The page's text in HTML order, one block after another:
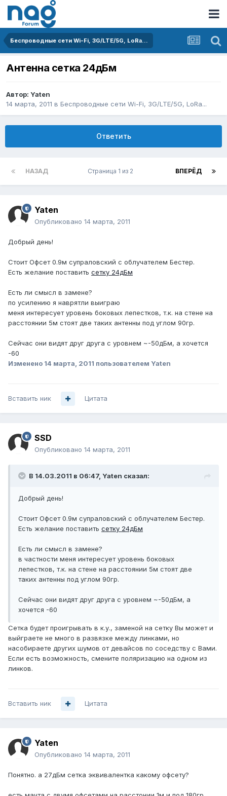
Беспроводные сети Wi-Fi, 3G/LTE/5G, LoRa...
Антенна сетка 24дБм
Автор: Yaten
14 марта, 2011 в Беспроводные сети Wi-Fi, 3G/LTE/5G, LoRa...
Ответить
НАЗАД ВПЕРЁД
Страница 1 из 2
Yaten
Опубликовано 14 марта, 2011
Добрый день!
Стоит Офсет 0.9м супраловский с облучателем Бестер.
Есть желание поставить сетку 24дБм
Есть ли смысл в замене?
по усилению я наврятли выиграю
меня интересует уровень боковых лепестков, т.к. на стене на
расстоянии 5м стоят две таких антенны под углом 90гр.
Сейчас они видят друг друга с уровнем ~-50дБм, а хочется
-60
Изменено 14 марта, 2011 пользователем Yaten
Вставить ник Цитата
SSD
Опубликовано 14 марта, 2011
В 14.03.2011 в 06:47, Yaten сказал:
Добрый день!
Стоит Офсет 0.9м супраловский с облучателем Бестер.
Есть желание поставить сетку 24дБм
Есть ли смысл в замене?
в частности меня интересует уровень боковых
лепестков, т.к. на стене на расстоянии 5м стоят две
таких антенны под углом 90гр.
Сейчас они видят друг друга с уровнем ~-50дБм, а
хочется -60
Сетка будет проигрывать в к.у., заменой на сетку Вы может и
выйграете не много в развязке между линками, но
насобираете других шумов от девайсов по соседству с Вами.
Если есть возможность, смените поляризацию на одном из
линков.
Вставить ник Цитата
Yaten
Опубликовано 14 марта, 2011
Понятно. а 27дБм сетка эквивалентка какому офсету?